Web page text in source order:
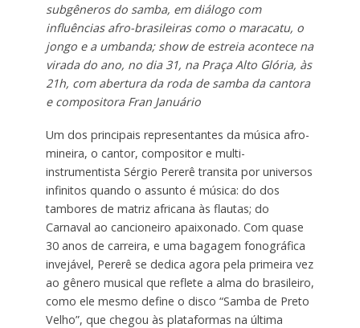
subgêneros do samba, em diálogo com
influências afro-brasileiras como o maracatu, o
jongo e a umbanda; show de estreia acontece na
virada do ano, no dia 31, na Praça Alto Glória, às
21h, com abertura da roda de samba da cantora
e compositora Fran Januário
Um dos principais representantes da música afro-
mineira, o cantor, compositor e multi-
instrumentista Sérgio Pererê transita por universos
infinitos quando o assunto é música: do dos
tambores de matriz africana às flautas; do
Carnaval ao cancioneiro apaixonado. Com quase
30 anos de carreira, e uma bagagem fonográfica
invejável, Pererê se dedica agora pela primeira vez
ao gênero musical que reflete a alma do brasileiro,
como ele mesmo define o disco “Samba de Preto
Velho”, que chegou às plataformas na última